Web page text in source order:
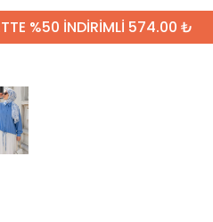
%50 İNDİRİMLİ 574.00 ₺